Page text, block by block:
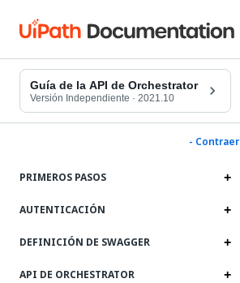
Guía de la API de Orchestrator
Versión Independiente · 2021.10
- Contraer
PRIMEROS PASOS
AUTENTICACIÓN
DEFINICIÓN DE SWAGGER
API DE ORCHESTRATOR